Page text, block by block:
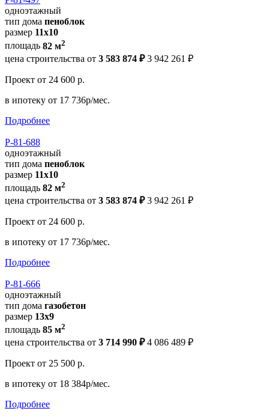
одноэтажный
тип дома пеноблок
размер 11х10
площадь 82 м2
цена строительства от 3 583 874 ₽ 3 942 261 ₽
Проект от 24 600 р.
в ипотеку от 17 736р/мес.
Подробнее
Р-81-688
одноэтажный
тип дома пеноблок
размер 11x10
площадь 82 м2
цена строительства от 3 583 874 ₽ 3 942 261 ₽
Проект от 24 600 р.
в ипотеку от 17 736р/мес.
Подробнее
Р-81-666
одноэтажный
тип дома газобетон
размер 13x9
площадь 85 м2
цена строительства от 3 714 990 ₽ 4 086 489 ₽
Проект от 25 500 р.
в ипотеку от 18 384р/мес.
Подробнее